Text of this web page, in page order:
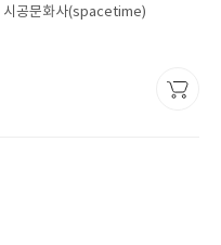
시공문화사(spacetime)